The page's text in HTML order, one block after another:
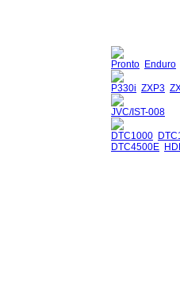
Pronto Enduro
P330i ZXP3
JVC/IST-008
DTC1000
DTC4500E